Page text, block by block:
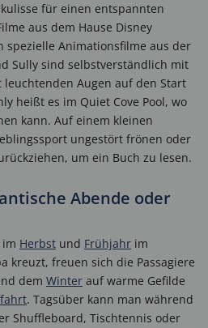
für einen entspannten
aus dem Hause Disney
spezielle Animationsfilme aus der
Sully sind selbstverständlich mit
Augen auf den Start
heißt es im Quiet Cove Pool, wo
kann. Auf einem kleinen
ungestört frönen oder
um ein Buch zu lesen.
Abende oder
Herbst und Frühjahr im
kreuzt, freuen sich die Passagiere
dem Winter auf warme Gefilde
. Tagsüber kann man während
Shuffleboard, Tischtennis oder